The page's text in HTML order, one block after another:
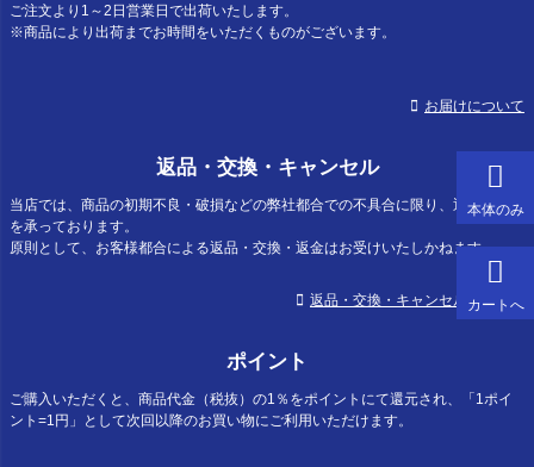
カートへ
本体のみ
ご注文より1～2日営業日で出荷いたします。
※商品により出荷までお時間をいただくものがございます。
お届けについて
返品・交換・キャンセル
当店では、商品の初期不良・破損などの弊社都合での不具合に限り、返品・返金
を承っております。
原則として、お客様都合による返品・交換・返金はお受けいたしかねます。
返品・交換・キャンセルについて
ポイント
ご購入いただくと、商品代金（税抜）の1％をポイントにて還元され、「1ポイ
ント=1円」として次回以降のお買い物にご利用いただけます。